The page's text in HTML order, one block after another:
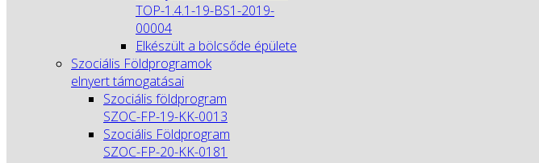
TOP-1.4.1-19-BS1-2019-
00004
Elkészült a bölcsőde épülete
Szociális Földprogramok
elnyert támogatásai
Szociális földprogram
SZOC-FP-19-KK-0013
Szociális Földprogram
SZOC-FP-20-KK-0181